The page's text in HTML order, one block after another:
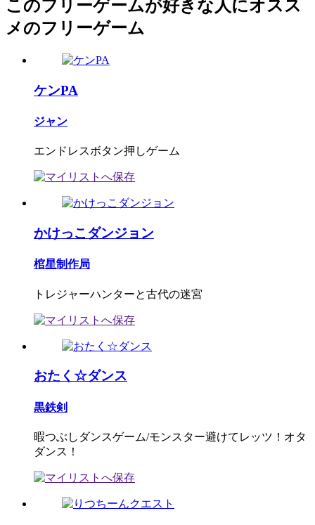
このフリーゲームが好きな人にオスス
メのフリーゲーム
ケンPA
ジャン
エンドレスボタン押しゲーム
かけっこダンジョン
棺星制作局
トレジャーハンターと古代の迷宮
おたく☆ダンス
黒鉄剣
暇つぶしダンスゲーム/モンスター避けてレッツ！オタ
ダンス！